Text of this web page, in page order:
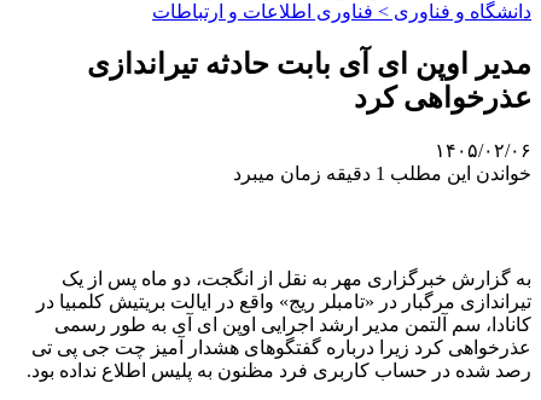
دانشگاه و فناوری > فناوری اطلاعات و ارتباطات
مدیر اوپن ای آی بابت حادثه تیراندازی
عذرخواهی کرد
۱۴۰۵/۰۲/۰۶
خواندن این مطلب 1 دقیقه زمان میبرد
به گزارش خبرگزاری مهر به نقل از انگجت، دو ماه پس از یک
تیراندازی مرگبار در «تامبلر ریج» واقع در ایالت بریتیش کلمبیا در
کانادا، سم آلتمن مدیر ارشد اجرایی اوپن ای آی به طور رسمی
عذرخواهی کرد زیرا درباره گفتگوهای هشدار آمیز چت جی پی تی
رصد شده در حساب کاربری فرد مظنون به پلیس اطلاع نداده بود.